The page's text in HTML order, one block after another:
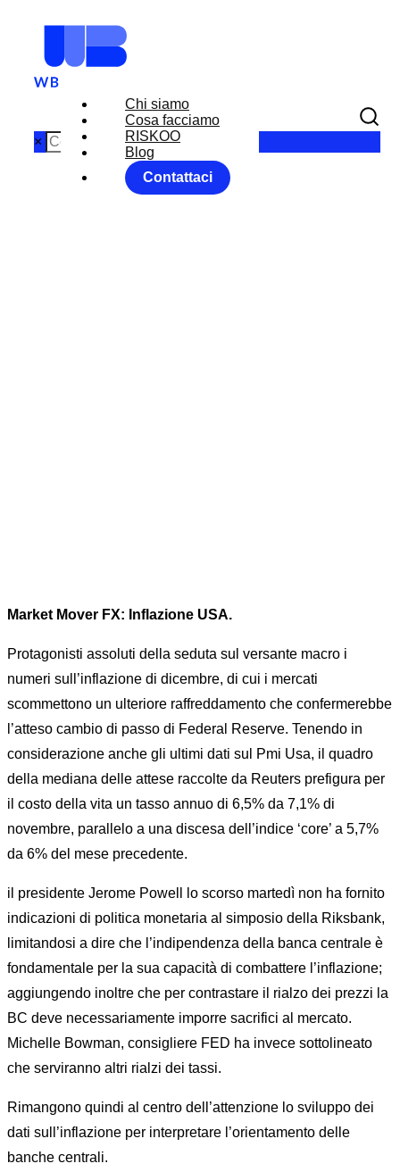
Chi siamo
Cosa facciamo
RISKOO
Blog
Contattaci
×
MARKET
Market Mover FX: Inflazione USA.
Protagonisti assoluti della seduta sul versante macro i
numeri sull’inflazione di dicembre, di cui i mercati
scommettono un ulteriore raffreddamento che confermerebbe
l’atteso cambio di passo di Federal Reserve. Tenendo in
considerazione anche gli ultimi dati sul Pmi Usa, il quadro
della mediana delle attese raccolte da Reuters prefigura per
il costo della vita un tasso annuo di 6,5% da 7,1% di
novembre, parallelo a una discesa dell’indice ‘core’ a 5,7%
da 6% del mese precedente.
il presidente Jerome Powell lo scorso martedì non ha fornito
indicazioni di politica monetaria al simposio della Riksbank,
limitandosi a dire che l’indipendenza della banca centrale è
fondamentale per la sua capacità di combattere l’inflazione;
aggiungendo inoltre che per contrastare il rialzo dei prezzi la
BC deve necessariamente imporre sacrifici al mercato.
Michelle Bowman, consigliere FED ha invece sottolineato
che serviranno altri rialzi dei tassi.
Rimangono quindi al centro dell’attenzione lo sviluppo dei
dati sull’inflazione per interpretare l’orientamento delle
banche centrali.